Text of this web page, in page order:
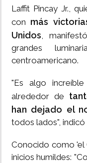
Laffit Pincay Jr.,
con más
Unidos,
grandes
centroamericano.
"Es algo
alrededor de
han dejado el
todos lados", indicó
Conocido como 'el
inicios humildes: